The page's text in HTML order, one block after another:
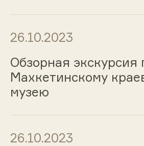
26.10.2023
Обзорная экскурсия
Махкетинскому
музею
26.10.2023